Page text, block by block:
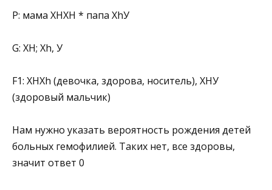
Р: мама ХНХН * папа ХhУ
G: ХН; Хh, У
F1: ХНХh (девочка, здорова, носитель), ХНУ
(здоровый мальчик)
Нам нужно указать вероятность рождения детей
больных гемофилией. Таких нет, все здоровы,
значит ответ 0